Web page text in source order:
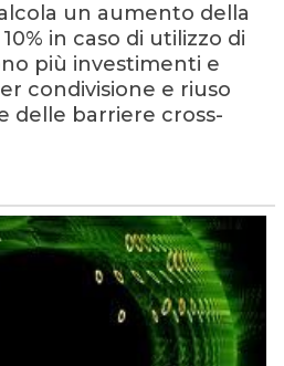
un aumento della
in caso di utilizzo di
più investimenti e
condivisione e riuso
delle barriere cross-